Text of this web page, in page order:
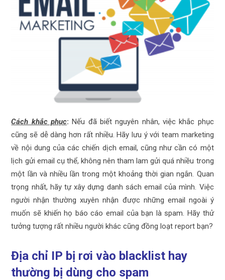
Cách khắc phục:Nếu đã biết nguyên nhân, việc khắc phục
cũng sẽ dễ dàng hơn rất nhiều. Hãy lưu ý với team marketing
về nội dung của các chiến dịch email, cũng như cần có một
lịch gửi email cụ thể, không nên tham lam gửi quá nhiều trong
một lần và nhiều lần trong một khoảng thời gian ngắn. Quan
trọng nhất, hãy tự xây dựng danh sách email của mình. Việc
người nhận thường xuyên nhận được những email ngoài ý
muốn sẽ khiến họ báo cáo email của bạn là spam. Hãy thử
tưởng tượng rất nhiều người khác cũng đồng loạt report bạn?
Địa chỉ IP bị rơi vào blacklist hay
thường bị dùng cho spam